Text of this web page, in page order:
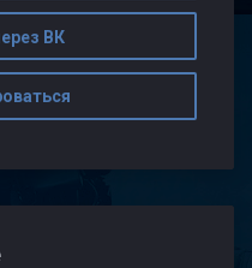
ВК